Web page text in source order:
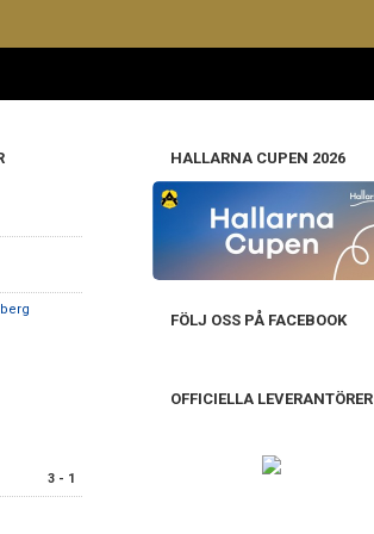
3 - 1
HALLARNA CUPEN 2026
FÖLJ OSS PÅ FACEBOOK
OFFICIELLA LEVERANTÖRER